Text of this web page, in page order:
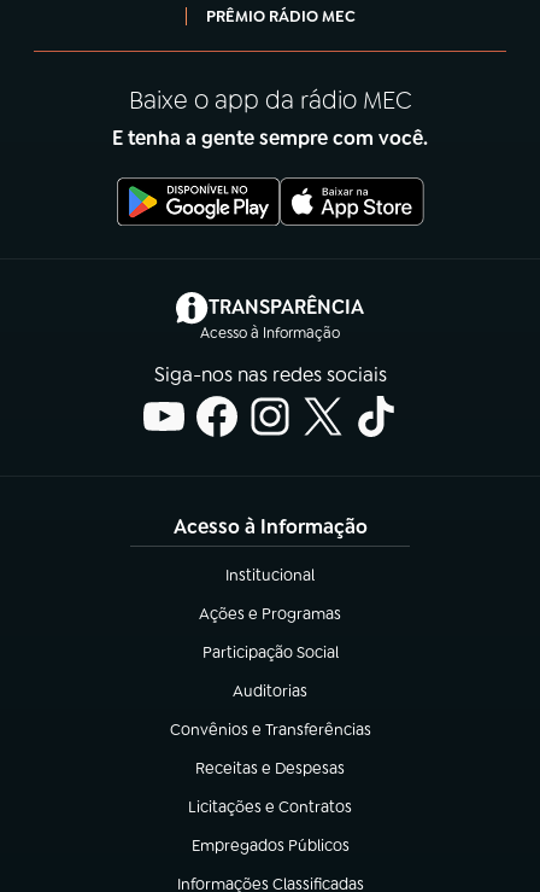
PRÊMIO RÁDIO MEC
Baixe o app da rádio MEC
E tenha a gente sempre com você.
TRANSPARÊNCIA
Acesso à Informação
(abre em nova aba)
Siga-nos nas redes sociais
Acesso à Informação
Institucional
(abre em nova aba)
Ações e Programas
(abre em nova aba)
Participação Social
(abre em nova aba)
Auditorias
(abre em nova aba)
Convênios e Transferências
(abre em nova aba)
Receitas e Despesas
(abre em nova aba)
Licitações e Contratos
(abre em nova aba)
Empregados Públicos
(abre em nova aba)
Informações Classificadas